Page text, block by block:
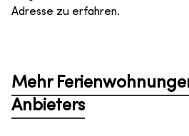
Adresse zu erfahren.
Mehr
Anbieters